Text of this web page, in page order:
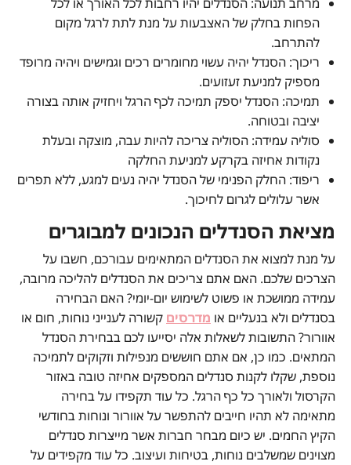
הפחות בחלק של האצבעות על מנת לתת לרגל מקום
להתרחב.
ריכוך: הסנדל יהיה עשוי מחומרים רכים וגמישים ויהיה מרופד
מספיק למניעת זעזועים.
תמיכה: הסנדל יספק תמיכה לכף הרגל ויחזיק אותה בצורה
יציבה ובטוחה.
סוליה עמידה: הסוליה צריכה להיות עבה, מוצקה ובעלת
נקודות אחיזה בקרקע למניעת החלקה
ריפוד: החלק הפנימי של הסנדל יהיה נעים למגע, ללא תפרים
אשר עלולים לגרום לחיכוך.
מציאת הסנדלים הנכונים למבוגרים
על מנת למצוא את הסנדלים המתאימים עבורכם, חשבו על
הצרכים שלכם. האם אתם צריכים את הסנדלים להליכה מרובה,
עמידה ממושכת או פשוט לשימוש יום-יומי? האם הבחירה
בסנדלים ולא בנעליים או מדרסים קשורה לענייני נוחות, חום או
אוורור? התשובות לשאלות אלה יסייעו לכם בבחירת הסנדל
המתאים. כמו כן, אם אתם חוששים מנפילות וזקוקים לתמיכה
נוספת, שקלו לקנות סנדלים המספקים אחיזה טובה באזור
הקרסול ולאורך כל כף הרגל. כל עוד תקפידו על בחירה
מתאימה לא תהיו חייבים להתפשר על אוורור ונוחות בחודשי
הקיץ החמים. יש כיום מבחר חברות אשר מייצרות סנדלים
מצוינים שמשלבים נוחות, בטיחות ועיצוב. כל עוד מקפידים על